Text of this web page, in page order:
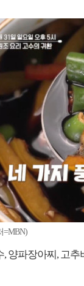
=MBN)
양파장아찌, 고